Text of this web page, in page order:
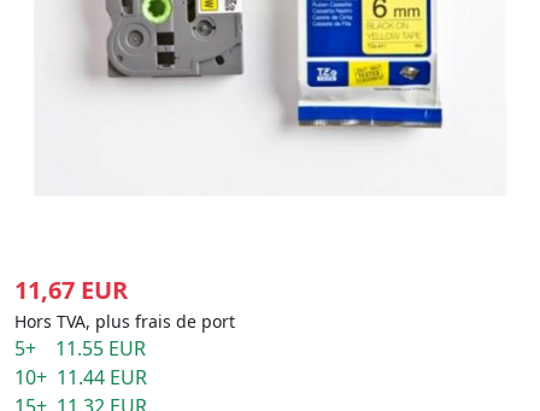
11,67 EUR
Hors TVA, plus frais de port
5+ 11.55 EUR
10+ 11.44 EUR